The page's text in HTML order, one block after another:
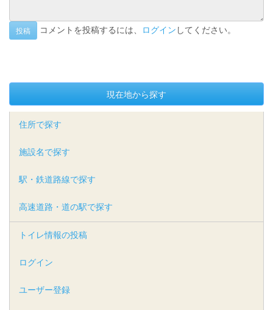
投稿 コメントを投稿するには、 ログイン してください。
現在地から探す
住所で探す
施設名で探す
駅・鉄道路線で探す
高速道路・道の駅で探す
トイレ情報の投稿
ログイン
ユーザー登録